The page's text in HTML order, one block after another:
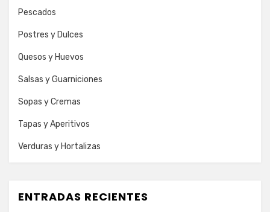
Pescados
Postres y Dulces
Quesos y Huevos
Salsas y Guarniciones
Sopas y Cremas
Tapas y Aperitivos
Verduras y Hortalizas
ENTRADAS RECIENTES